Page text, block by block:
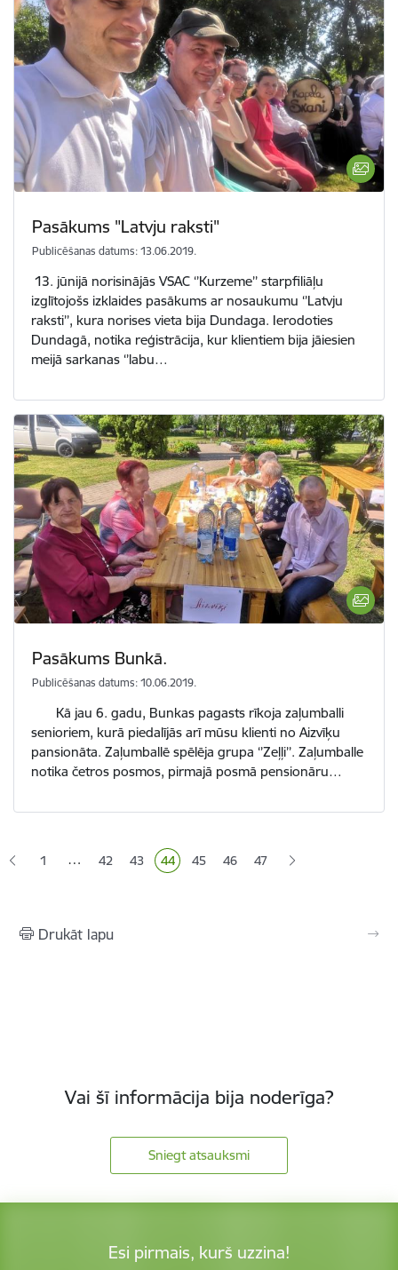
Pasākums "Latvju raksti"
Publicēšanas datums: 13.06.2019.
13. jūnijā norisinājās VSAC ‘’Kurzeme’’ starpfiliāļu
izglītojošs izklaides pasākums ar nosaukumu ‘’Latvju
raksti’’, kura norises vieta bija Dundaga. Ierodoties
Dundagā, notika reģistrācija, kur klientiem bija jāiesien
meijā sarkanas ‘’labu…
Pasākums Bunkā.
Publicēšanas datums: 10.06.2019.
Kā jau 6. gadu, Bunkas pagasts rīkoja zaļumballi
senioriem, kurā piedalījās arī mūsu klienti no Aizvīķu
pansionāta. Zaļumballē spēlēja grupa ‘’Zeļļi’’. Zaļumballe
notika četros posmos, pirmajā posmā pensionāru…
1 … Lapa
42 Lapa
43 Pašreizējā lapa
44 Lapa
45 Lapa
46 47
Drukāt lapu
Vai šī informācija bija noderīga?
Sniegt atsauksmi
Esi pirmais, kurš uzzina!